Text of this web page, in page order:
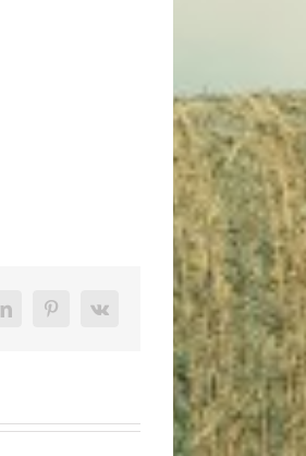
LinkedInPinterest
Vk